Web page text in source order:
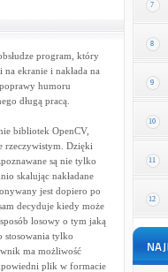
program, który
ekranie i nakłada na
humoru
długą pracą.
bibliotek OpenCV,
rzeczywistym. Dzięki
są nie tylko
skalując nakładane
jest dopiero po
decyduje kiedy może
losowy o tym jaką
stosowania tylko
ma możliwość
plik w formacie
7
8
9
10
11
12